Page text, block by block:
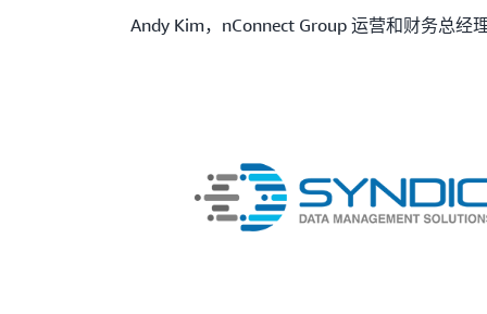
Andy Kim，nConnect Group 运营和财务总经